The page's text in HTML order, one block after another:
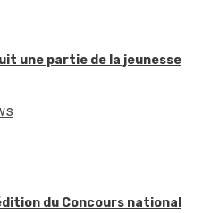
une partie de la jeunesse
du Concours national